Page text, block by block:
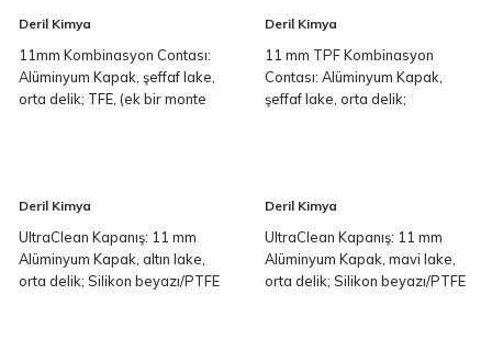
Deril Kimya
11mm Kombinasyon Contası:
Alüminyum Kapak, şeffaf lake,
orta delik; TFE, (ek bir monte
Deril Kimya
11 mm TPF Kombinasyon
Contası: Alüminyum Kapak,
şeffaf lake, orta delik;
Deril Kimya
UltraClean Kapanış: 11 mm
Alüminyum Kapak, altın lake,
orta delik; Silikon beyazı/PTFE
Deril Kimya
UltraClean Kapanış: 11 mm
Alüminyum Kapak, mavi lake,
orta delik; Silikon beyazı/PTFE